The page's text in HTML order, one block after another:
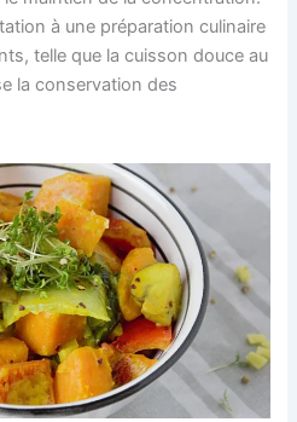
à une préparation culinaire
telle que la cuisson douce au
la conservation des